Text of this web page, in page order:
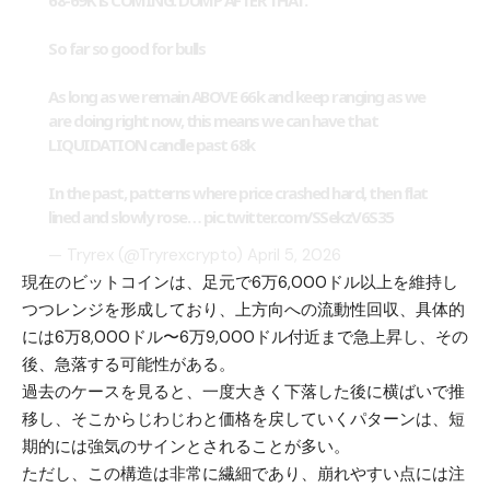
現在のビットコインは、足元で6万6,000ドル以上を維持し
つつレンジを形成しており、上方向への流動性回収、具体的
には6万8,000ドル〜6万9,000ドル付近まで急上昇し、その
後、急落する可能性がある。
過去のケースを見ると、一度大きく下落した後に横ばいで推
移し、そこからじわじわと価格を戻していくパターンは、短
期的には強気のサインとされることが多い。
ただし、この構造は非常に繊細であり、崩れやすい点には注